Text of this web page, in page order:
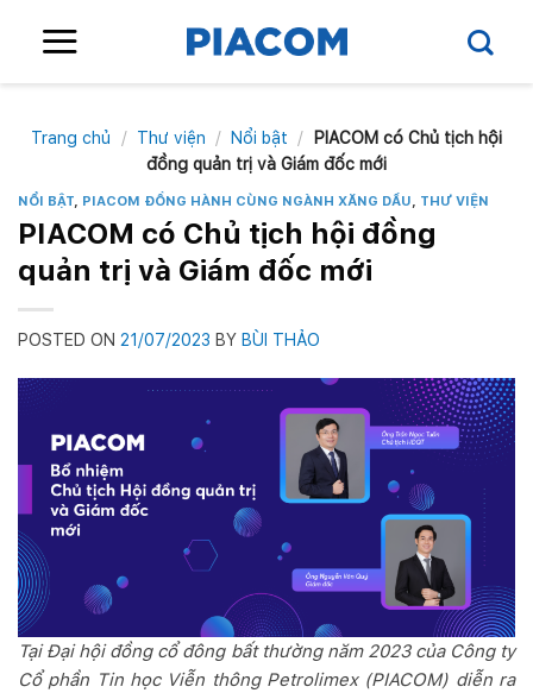
Trang chủ / Thư viện / Nổi bật /
PIACOM có Chủ tịch hội
đồng quản trị và Giám đốc mới
NỔI BẬT, PIACOM ĐỒNG HÀNH CÙNG NGÀNH XĂNG DẦU, THƯ VIỆN
PIACOM có Chủ tịch hội đồng
quản trị và Giám đốc mới
POSTED ON 21/07/2023 BY BÙI THẢO
Tại Đại hội đồng cổ đông bất thường năm 2023 của Công ty
Cổ phần Tin học Viễn thông Petrolimex (PIACOM) diễn ra